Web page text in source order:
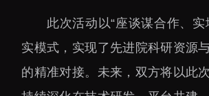
我为群众办实事
究院
深圳先
创新研
此次活动以“座谈谋合作、实
实模式，实现了先进院科研资源
的精准对接。未来，双方将以此